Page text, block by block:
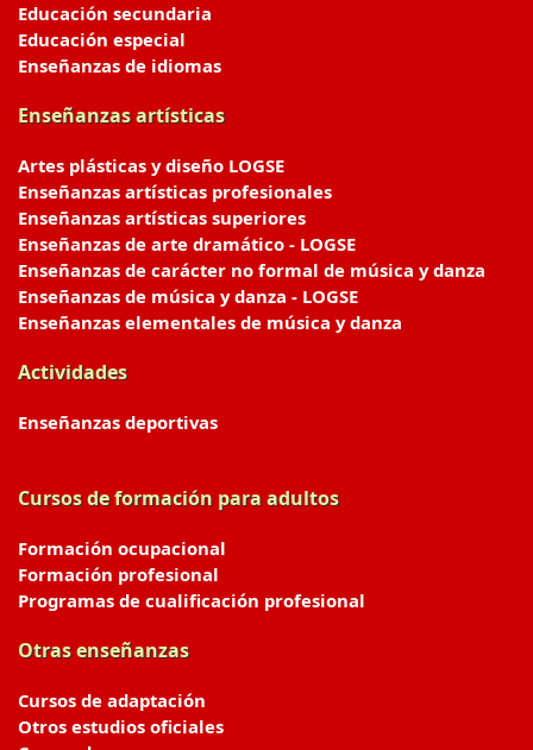
Educación secundaria
Educación especial
Enseñanzas de idiomas
Enseñanzas artísticas
Artes plásticas y diseño LOGSE
Enseñanzas artísticas profesionales
Enseñanzas artísticas superiores
Enseñanzas de arte dramático - LOGSE
Enseñanzas de carácter no formal de música y danza
Enseñanzas de música y danza - LOGSE
Enseñanzas elementales de música y danza
Actividades
Enseñanzas deportivas
Cursos de formación para adultos
Formación ocupacional
Formación profesional
Programas de cualificación profesional
Otras enseñanzas
Cursos de adaptación
Otros estudios oficiales